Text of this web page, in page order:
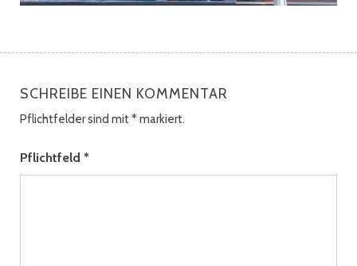
SCHREIBE EINEN KOMMENTAR
Pflichtfelder sind mit*markiert.
Pflichtfeld *